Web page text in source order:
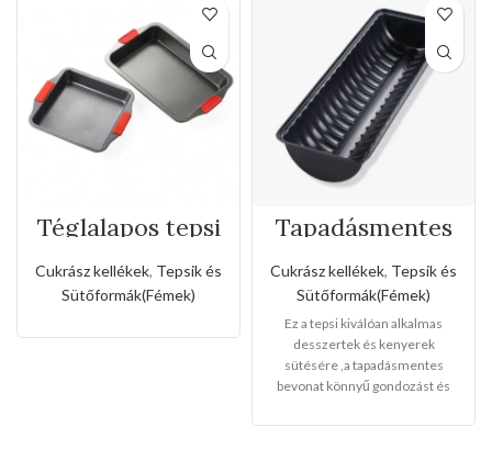
Téglalapos tepsi
szilikon fogóval
Cukrász kellékek, Tepsik és
Sütőformák(Fémek)
Tapadásmentes
forma(Kis méret)
Cukrász kellékek, Tepsik és
Sütőformák(Fémek)
Ez a tepsi kiválóan alkalmas
desszertek és kenyerek
sütésére ,a tapadásmentes
bevonat könnyű gondozást és
könnyen levehet,ez megkönnyíti